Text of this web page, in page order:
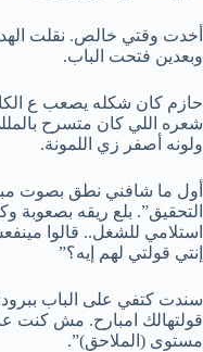
أخدت وقتي خالص. نقلت
وبعدين فتحت الباب.
حازم كان شكله يصعب ع
شعره اللي كان متسرح
ولونه أصفر زي اللمونة.
أول ما شافني نطق بصوت
التحقيق”. بلع ريقه بصعوبة
استلامي للشغل.. قالوا
إنتي قولتي لهم إيه؟”
سندت كتفي على الباب
قولتهالك امبارح. مش كنت
مستوى (الملاحق)”.